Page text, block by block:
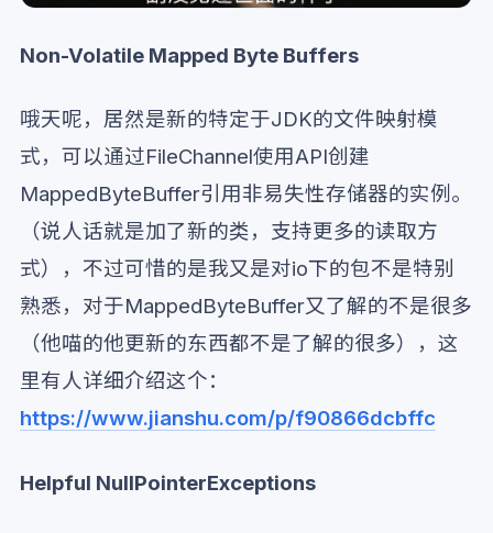
Non-Volatile Mapped Byte Buffers
哦天呢，居然是新的特定于JDK的文件映射模
式，可以通过FileChannel使用API创建
MappedByteBuffer引用非易失性存储器的实例。
（说人话就是加了新的类，支持更多的读取方
式），不过可惜的是我又是对io下的包不是特别
熟悉，对于MappedByteBuffer又了解的不是很多
（他喵的他更新的东西都不是了解的很多），这
里有人详细介绍这个：
https://www.jianshu.com/p/f90866dcbffc
Helpful NullPointerExceptions